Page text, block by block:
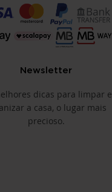
Newsletter
dicas para limpar e
a casa, o lugar mais
precioso.